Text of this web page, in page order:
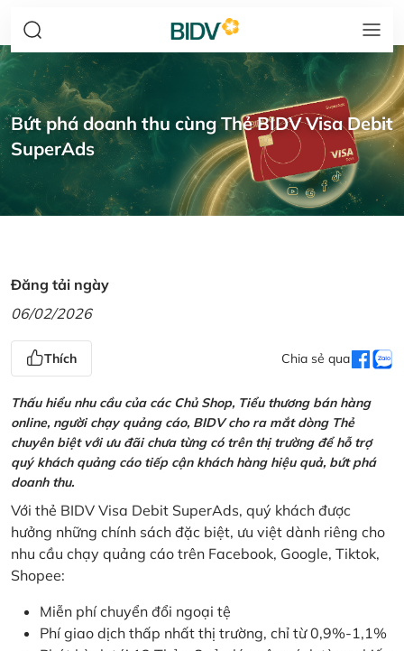
Bứt phá doanh thu cùng Thẻ BIDV Visa Debit
SuperAds
Đăng tải ngày
06/02/2026
Thích Chia sẻ qua
Thấu hiểu nhu cầu của các Chủ Shop, Tiểu thương bán hàng
online, người chạy quảng cáo, BIDV cho ra mắt dòng Thẻ
chuyên biệt với ưu đãi chưa từng có trên thị trường để hỗ trợ
quý khách quảng cáo tiếp cận khách hàng hiệu quả, bứt phá
doanh thu.
Với thẻ BIDV Visa Debit SuperAds, quý khách được
hưởng những chính sách đặc biệt, ưu việt dành riêng cho
nhu cầu chạy quảng cáo trên Facebook, Google, Tiktok,
Shopee:
Miễn phí chuyển đổi ngoại tệ
Phí giao dịch thấp nhất thị trường, chỉ từ 0,9%-1,1%